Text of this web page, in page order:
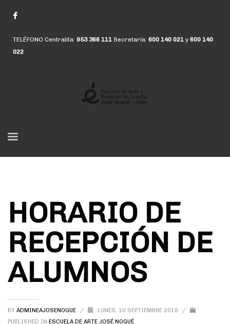
TELÉFONO Centralita: 953 366 111 Secretaría: 600 140 021 y 600 140
022
HORARIO DE
RECEPCIÓN DE
ALUMNOS
BY ADMINEAJOSENOGUE / LUNES, 10 SEPTIEMBRE 2018
/
PUBLISHED IN ESCUELA DE ARTE JOSÉ NOGUÉ